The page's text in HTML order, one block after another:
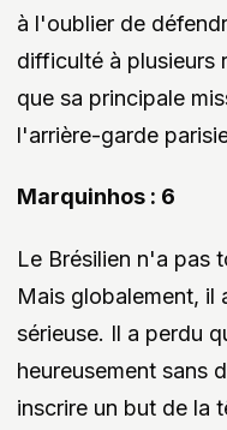
à l'oublier de
difficulté à plusieurs
que sa principale
l'arrière-garde
Marquinhos : 6
Le Brésilien n'a pas
Mais globalement, il
sérieuse. Il a perdu
heureusement sans
inscrire un but de la